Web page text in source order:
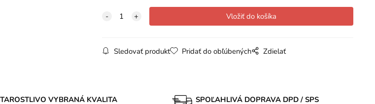
Sledovať produkt Pridať do obľúbených Zdielať
VYBRANÁ KVALITA
SPOĽAHLIVÁ DOPRAVA DPD / SPS